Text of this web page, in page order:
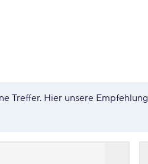
Treffer. Hier unsere Empfehlung